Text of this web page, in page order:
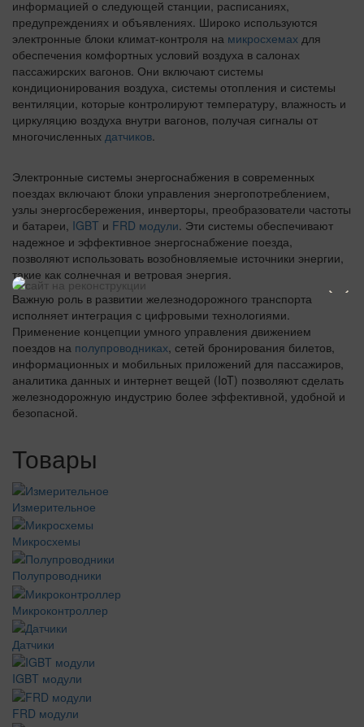
информацией о следующей станции, расписаниях,
предупреждениях и объявлениях. Широко используются
электронные блоки климат-контроля на микросхемах для
обеспечения комфортных условий воздуха в салонах
пассажирских вагонов. Они включают системы
кондиционирования воздуха, системы отопления и системы
вентиляции, которые контролируют температуру, влажность и
циркуляцию воздуха внутри вагонов, получая сигналы от
многочисленных датчиков.
Электронные системы энергоснабжения в современных
поездах включают блоки управления энергопотреблением,
узлы энергосбережения, инверторы, преобразователи частоты
и батареи, IGBT и FRD модули. Эти системы обеспечивают
надежное и эффективное энергоснабжение поезда,
позволяют использовать возобновляемые источники энергии,
такие как солнечная и ветровая энергия.
Важную роль в развитии железнодорожного транспорта
исполняет интеграция с цифровыми технологиями.
Применение концепции умного управления движением
поездов на полупроводниках, сетей бронирования билетов,
информационных и мобильных приложений для пассажиров,
аналитика данных и интернет вещей (IoT) позволяют сделать
железнодорожную индустрию более эффективной, удобной и
безопасной.
Товары
Измерительное
Микросхемы
Полупроводники
Микроконтроллер
Датчики
IGBT модули
FRD модули